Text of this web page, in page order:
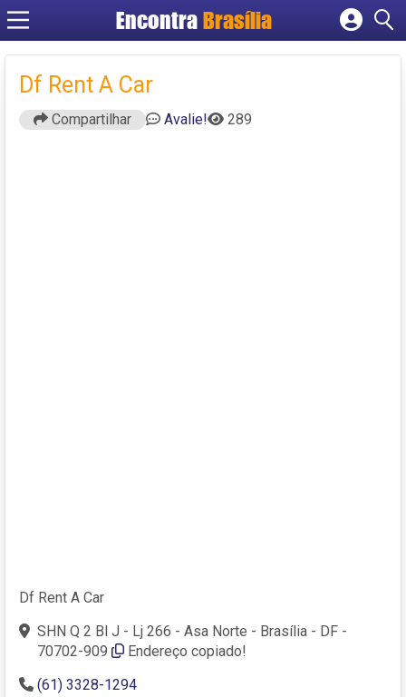
EncontraBrasília
Cadastrar empresa
Df Rent A Car
Compartilhar Avalie! 289
Df Rent A Car
SHN Q 2 Bl J - Lj 266 - Asa Norte - Brasília - DF -
70702-909
Endereço copiado!
(61) 3328-1294